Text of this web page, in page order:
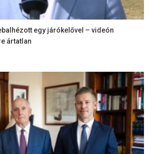
egy járókelővel – videón
ártatlan